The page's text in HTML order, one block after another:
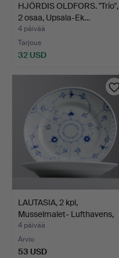
HJÖRDIS OLDFORS. "Trio",
2 osaa, Upsala-Ek…
4 päivää
Tarjous
32 USD
LAUTASIA, 2 kpl,
Musselmalet- Lufthavens,
…
4 päivää
Arvio
53 USD